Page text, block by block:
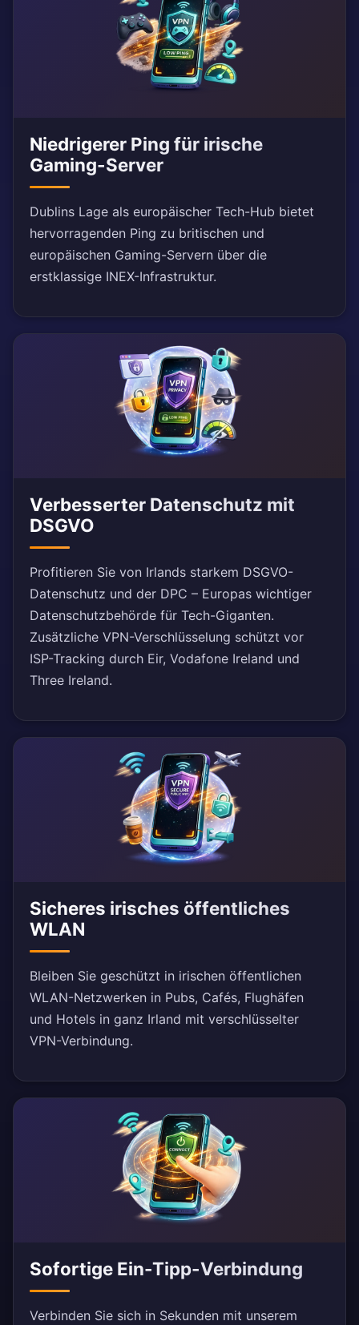
Niedrigerer Ping für irische
Gaming-Server
Dublins Lage als europäischer Tech-Hub bietet
hervorragenden Ping zu britischen und
europäischen Gaming-Servern über die
erstklassige INEX-Infrastruktur.
Verbesserter Datenschutz mit
DSGVO
Profitieren Sie von Irlands starkem DSGVO-
Datenschutz und der DPC – Europas wichtiger
Datenschutzbehörde für Tech-Giganten.
Zusätzliche VPN-Verschlüsselung schützt vor
ISP-Tracking durch Eir, Vodafone Ireland und
Three Ireland.
Sicheres irisches öffentliches
WLAN
Bleiben Sie geschützt in irischen öffentlichen
WLAN-Netzwerken in Pubs, Cafés, Flughäfen
und Hotels in ganz Irland mit verschlüsselter
VPN-Verbindung.
Sofortige Ein-Tipp-Verbindung
Verbinden Sie sich in Sekunden mit unserem